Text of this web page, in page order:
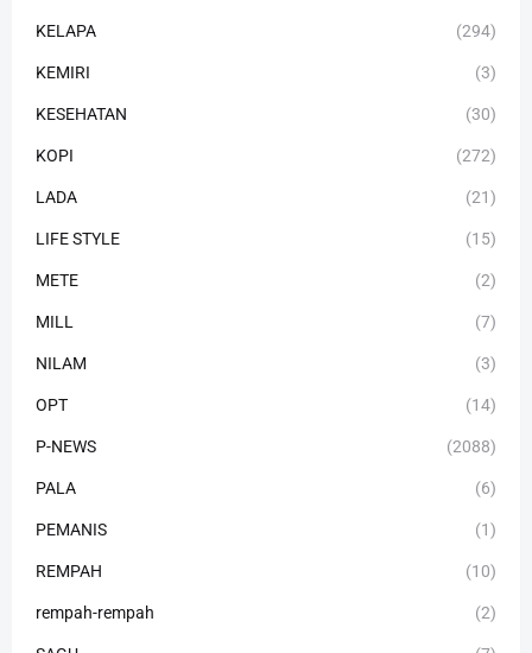
KELAPA (294)
KEMIRI (3)
KESEHATAN (30)
KOPI (272)
LADA (21)
LIFE STYLE (15)
METE (2)
MILL (7)
NILAM (3)
OPT (14)
P-NEWS (2088)
PALA (6)
PEMANIS (1)
REMPAH (10)
rempah-rempah (2)